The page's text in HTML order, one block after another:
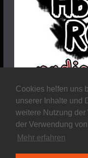
Cookies helfen uns
unserer Inhalte und
weitere Nutzung
der Verwendung
Mehr erfahren
Copyright © 2026